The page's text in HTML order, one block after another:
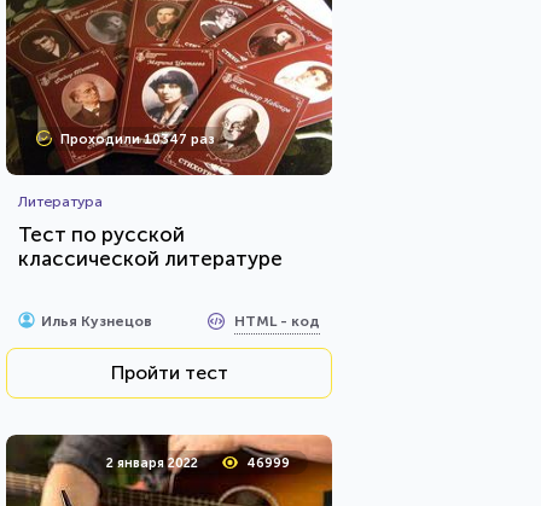
Проходили 10347 раз
Литература
Тест по русской
классической литературе
Илья Кузнецов HTML - код
Пройти тест
2 января 2022 46999